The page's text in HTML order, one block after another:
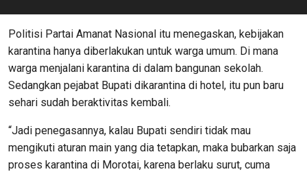
Politisi Partai Amanat Nasional itu menegaskan, kebijakan
karantina hanya diberlakukan untuk warga umum. Di mana
warga menjalani karantina di dalam bangunan sekolah.
Sedangkan pejabat Bupati dikarantina di hotel, itu pun baru
sehari sudah beraktivitas kembali.
“Jadi penegasannya, kalau Bupati sendiri tidak mau
mengikuti aturan main yang dia tetapkan, maka bubarkan saja
proses karantina di Morotai, karena berlaku surut, cuma